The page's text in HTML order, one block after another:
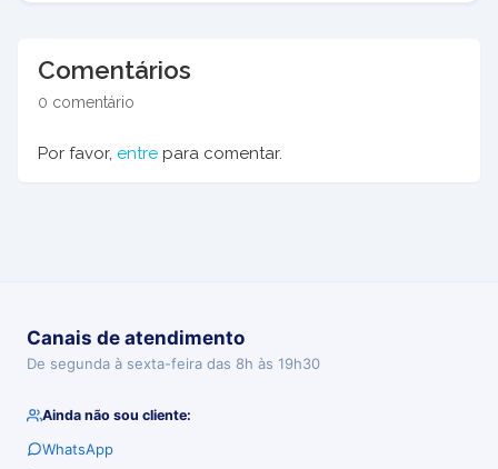
Comentários
0 comentário
Por favor, entre para comentar.
Canais de atendimento
De segunda à sexta-feira das 8h às 19h30
Ainda não sou cliente:
WhatsApp